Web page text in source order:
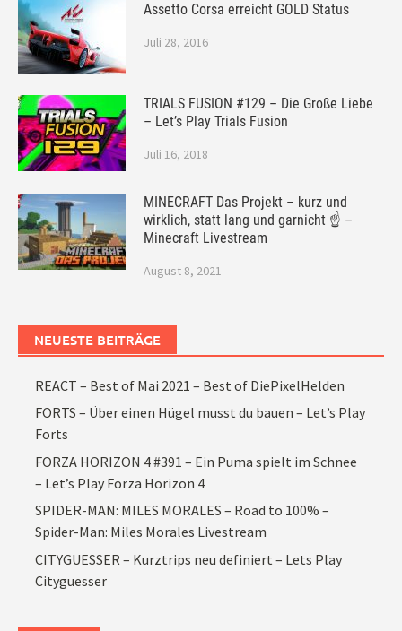
Assetto Corsa erreicht GOLD Status
Juli 28, 2016
TRIALS FUSION #129 – Die Große Liebe
– Let’s Play Trials Fusion
Juli 16, 2018
MINECRAFT Das Projekt – kurz und
wirklich, statt lang und garnicht ☝ –
Minecraft Livestream
August 8, 2021
NEUESTE BEITRÄGE
REACT – Best of Mai 2021 – Best of DiePixelHelden
FORTS – Über einen Hügel musst du bauen – Let’s Play
Forts
FORZA HORIZON 4 #391 – Ein Puma spielt im Schnee
– Let’s Play Forza Horizon 4
SPIDER-MAN: MILES MORALES – Road to 100% –
Spider-Man: Miles Morales Livestream
CITYGUESSER – Kurztrips neu definiert – Lets Play
Cityguesser